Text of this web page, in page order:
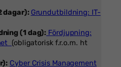
dagar): Grundutbildning: IT-
(1 dag): Fördjupning:
(obligatorisk f.r.o.m. ht
Cyber Crisis Management